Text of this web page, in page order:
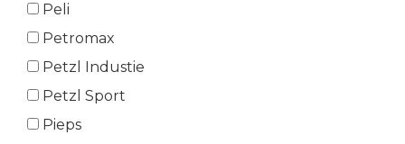
Peli
Petromax
Petzl Industie
Petzl Sport
Pieps